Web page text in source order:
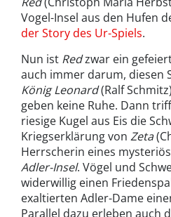
Vogel-Insel aus den Hufen
der Story des Ur-Spiels.
Nun ist Redzwar ein
auch immer darum, diesen
König Leonard(Ralf
geben keine Ruhe. Dann
riesige Kugel aus Eis die
Kriegserklärung von Zeta
Herrscherin eines
Adler-Insel. Vögel und
widerwillig einen
exaltierten Adler-Dame
Parallel dazu erleben auch